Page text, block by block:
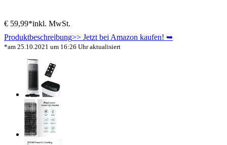
€ 59,99*inkl. MwSt.
Produktbeschreibung>> Jetzt bei Amazon kaufen! ➥
*am 25.10.2021 um 16:26 Uhr aktualisiert